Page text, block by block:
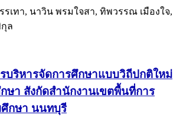
รเทา, นาวิน พรมใจสา, ทิพวรรณ เมืองใจ,
ล
บริหารจัดการศึกษาแบบวิถีปกติใหม่
ษา สังกัดสำนักงานเขตพื้นที่การ
กษา นนทบุรี